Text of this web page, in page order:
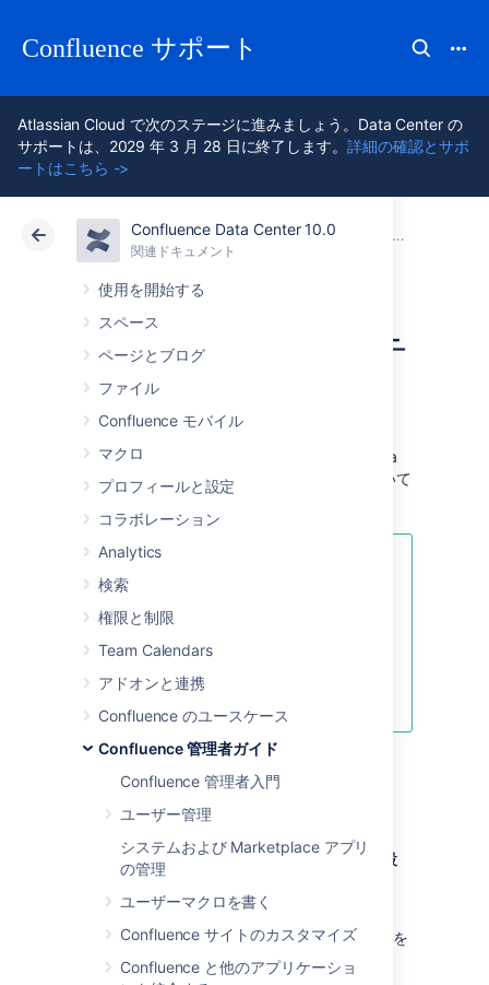
Confluence サポート
Atlassian Cloud で次のステージに進みましょう。Data Center の
サポートは、2029 年 3 月 28 日に終了します。詳細の確認とサポ
ートはこちら ->
Confluence Data Center 10.0
関連ドキュメント
使用を開始する
スペース
ページとブログ
ファイル
Confluence モバイル
マクロ
プロフィールと設定
コラボレーション
Analytics
検索
権限と制限
Team Calendars
アドオンと連携
Confluence のユースケース
Confluence 管理者ガイド
Confluence 管理者入門
ユーザー管理
システムおよび Marketplace アプリ
の管理
ユーザーマクロを書く
Confluence サイトのカスタマイズ
Confluence と他のアプリケーショ
アトラシアン サポート Confluence 10.0
関連ドキュメントConfluence
クラウド Data Center 10.0
システム プロパテ
ィの設定
このページでは、Confluence の起動時に Java
プロパティとオプションを設定する方法について
説明します。
Fix java.lang.OutOfMemoryError in
java.lang.OutOfMemoryError を修
正する)
Linux
Linux インストールでシステム プロパティを設
定する方法
<installation-
directory>/bin/setenv.shファイルを
編集します。